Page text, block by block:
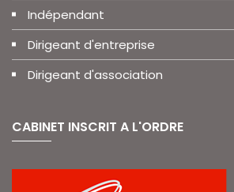
Indépendant
Dirigeant d'entreprise
Dirigeant d'association
CABINET INSCRIT A L'ORDRE